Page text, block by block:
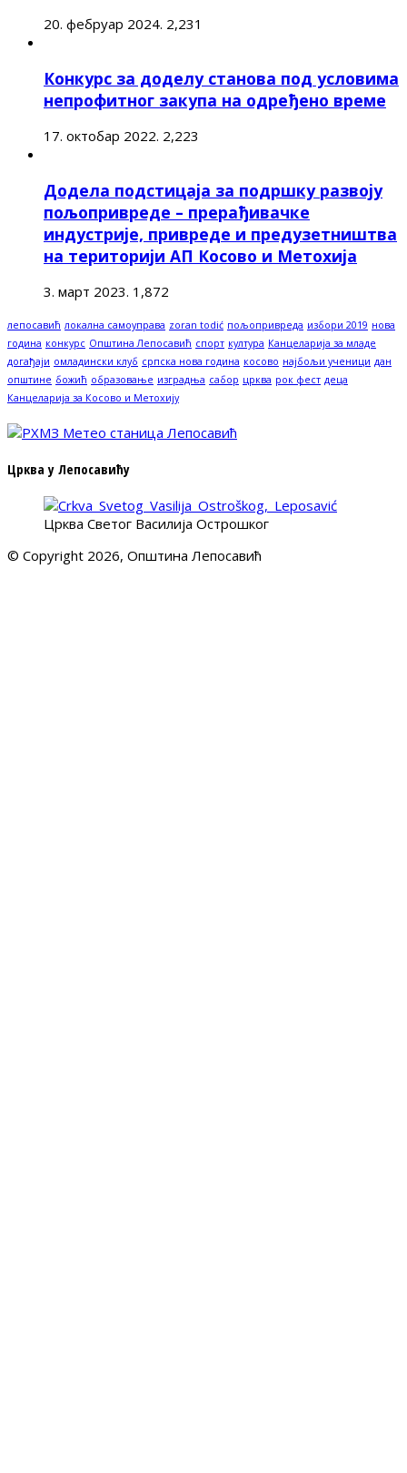
20. фебруар 2024. 2,231
Конкурс за доделу станова под условима
непрофитног закупа на одређено време
17. октобар 2022. 2,223
Додела подстицаја за подршку развоју
пољопривреде – прерађивачке
индустрије, привреде и предузетништва
на територији АП Косово и Метохија
3. март 2023. 1,872
лепосавић локална самоуправа zoran todić пољопривреда избори 2019 нова
година конкурс Општина Лепосавић спорт култура Канцеларија за младе
догађаји омладински клуб српска нова година косово најбољи ученици дан
општине божић образовање изградња сабор црква рок фест деца
Канцеларија за Косово и Метохију
Црква у Лепосавићу
Црква Светог Василија Острошког
© Copyright 2026, Општина Лепосавић